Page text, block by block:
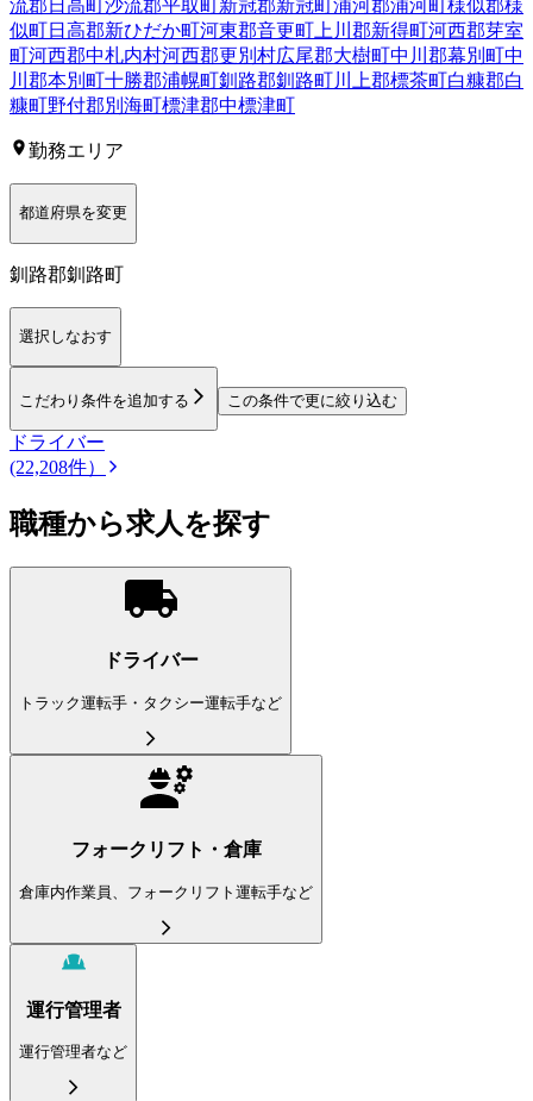
流郡日高町 沙流郡平取町 新冠郡新冠町 浦河郡浦河町 様似郡様
似町日高郡新ひだか町河東郡音更町 上川郡新得町河西郡芽室
町河西郡中札内村河西郡更別村広尾郡大樹町中川郡幕別町中
川郡本別町十勝郡浦幌町釧路郡釧路町川上郡標茶町白糠郡白
糠町野付郡別海町標津郡中標津町
勤務エリア
都道府県を変更
釧路郡釧路町
選択しなおす
こだわり条件を追加する この条件で更に絞り込む
ドライバー
(22,208件）
職種から求人を探す
ドライバー
トラック運転手・タクシー運転手など
フォークリフト・倉庫
倉庫内作業員、フォークリフト運転手など
運行管理者
運行管理者など